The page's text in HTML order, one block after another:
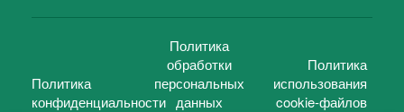
Политика
конфиденциальности
Политика
обработки
персональных
данных
Политика
использования
cookie-файлов